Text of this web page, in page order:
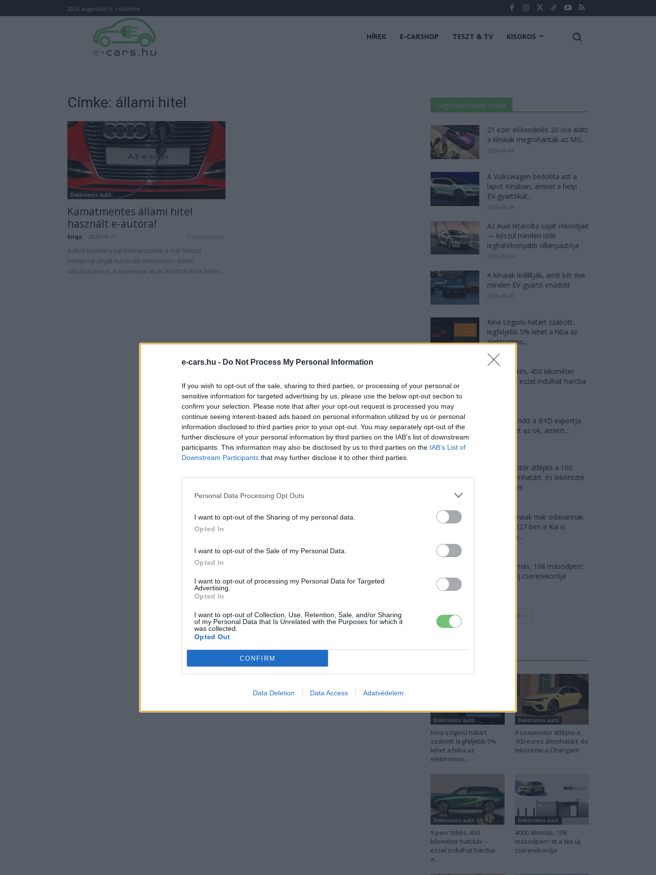
e-cars.hu - Do Not Process My Personal Information
If you wish to opt-out of the sale, sharing to third parties, or processing of your personal or
sensitive information for targeted advertising by us, please use the below opt-out section to
confirm your selection. Please note that after your opt-out request is processed you may
continue seeing interest-based ads based on personal information utilized by us or personal
information disclosed to third parties prior to your opt-out. You may separately opt-out of the
further disclosure of your personal information by third parties on the IAB’s list of downstream
participants. This information may also be disclosed by us to third parties on the IAB’s List of
Downstream Participants that may further disclose it to other third parties.
Personal Data Processing Opt Outs
I want to opt-out of the Sharing of my personal data.
Opted In
I want to opt-out of the Sale of my Personal Data.
Opted In
I want to opt-out of processing my Personal Data for Targeted
Advertising.
Opted In
I want to opt-out of Collection, Use, Retention, Sale, and/or Sharing
of my Personal Data that Is Unrelated with the Purposes for which it
was collected.
Opted Out
CONFIRM
Data Deletion Data Access Adatvédelem
2026. augusztus 6. csütörtök
HÍREK E-CARSHOP TESZT & TV KISOKOS
Címke: állami hitel
Elektromos autó
Kamatmentes állami hitel
használt e-autóra!
Eriqo 2020-09-17 1 hozzászólás
A skót kormányzat kiterjesztette a már létező
hitelprogramját használt elektromos autók
vásárlására is, a maximum akár 20 000 Font is lehet.
Legolvasottabb cikkek
21 ezer előrendelés 20 óra alatt:
a kínaiak megrohanták az MG...
2026-08-04
A Volkswagen bedobta azt a
lapot Kínában, amivel a helyi
EV-gyártókat...
2026-08-04
Az Audi letarolta saját rekordjait
— készül minden idők
leghatékonyabb villanyautója
2026-08-04
A kínaiak leállítják, amit két éve
minden EV-gyártó imádott
2026-08-03
Kína szigorú határt szabott:
legfeljebb 5% lehet a hiba az
elektromos...
2026-08-05
9 perc töltés, 450 kilométer
hatótáv – ezzel indulhat harcba
124%-kal nőtt a BYD exportja
— ez lehet az ok, amiért...
A Leapmotor átlépte a 100
ezres álomhatárt, és lekörözte
a Changant
A dél-koreaiak már odavannak
érte — 2027-ben a Kia is
megkapja...
4000 állomás, 108 másodperc:
itt a Nio új csererekordja
Továbbiak
Elektromos autó
Kína szigorú határt
szabott: legfeljebb 5%
lehet a hiba az
elektromos...
Elektromos autó
A Leapmotor átlépte a
100 ezres álomhatárt, és
lekörözte a Changant
Elektromos autó
9 perc töltés, 450
kilométer hatótáv –
ezzel indulhat harcba
a...
Elektromos autó
4000 állomás, 108
másodperc: itt a Nio új
csererekordja